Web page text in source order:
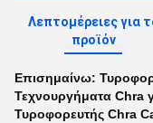
Λεπτομέρειες για
προϊόν
Επισημαίνω:
Τεχνουργήματα Chra
Τυροφορευτής Chra